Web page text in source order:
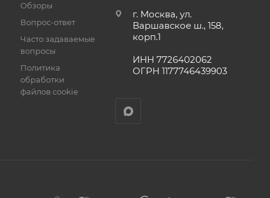
Обзоры
Вопрос-ответ
Часто задаваемые
вопросы
Политика
обработки
файлов cookie
г. Москва, ул.
Варшавское ш., 158,
корп.1
ИНН 7726402062
ОГРН 1177746439903